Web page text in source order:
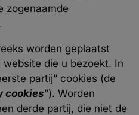
zogenaamde
worden geplaatst
die u bezoekt. In
partij” cookies (de
cookies”). Worden
derde partij, die niet de